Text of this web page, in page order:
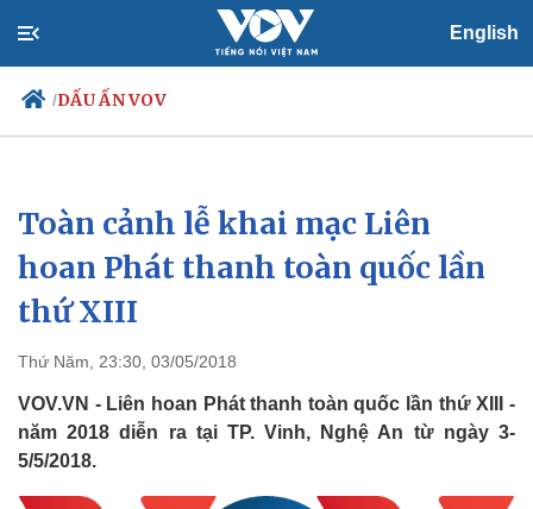
English
/DẤU ẤN VOV
Chính trị
Tổ chức nhân sự
Quốc hội
Xã hội
Tin 24h
Dự báo thời tiết
Toàn cảnh lễ khai mạc Liên
hoan Phát thanh toàn quốc lần
thứ XIII
Thứ Năm, 23:30, 03/05/2018
VOV.VN - Liên hoan Phát thanh toàn quốc lần thứ XIII -
năm 2018 diễn ra tại TP. Vinh, Nghệ An từ ngày 3-
5/5/2018.